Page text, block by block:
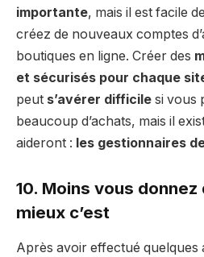
importante, mais il est facile
créez de nouveaux comptes
boutiques en ligne. Créer des
et sécurisés pour chaque
peut s’avérer difficile si vous
beaucoup d’achats, mais il
aideront : les gestionnaires
10. Moins vous
mieux c’est
Après avoir effectué quelques